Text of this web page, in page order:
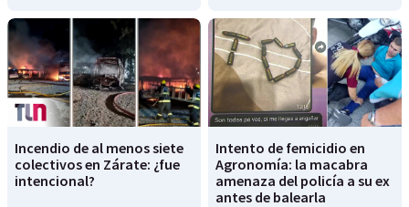
Incendio de al menos siete
colectivos en Zárate: ¿fue
intencional?
Intento de femicidio en
Agronomía: la macabra
amenaza del policía a su ex
antes de balearla